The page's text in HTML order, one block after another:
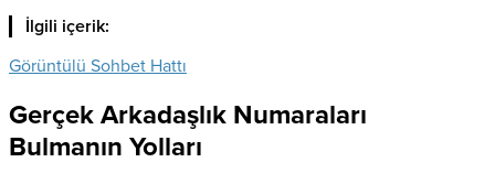
İlgili içerik:
Görüntülü Sohbet Hattı
Gerçek Arkadaşlık Numaraları
Bulmanın Yolları